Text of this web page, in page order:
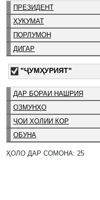
ПРЕЗИДЕНТ
ҲУКУМАТ
ПОРЛУМОН
ДИГАР
"ҶУМҲУРИЯТ"
ДАР БОРАИ НАШРИЯ
ОЗМУНҲО
ҶОИ ХОЛИИ КОР
ОБУНА
ҲОЛО ДАР СОМОНА: 25